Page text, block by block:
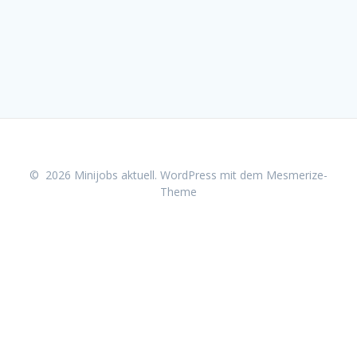
© 2026 Minijobs aktuell. WordPress mit dem Mesmerize-
Theme